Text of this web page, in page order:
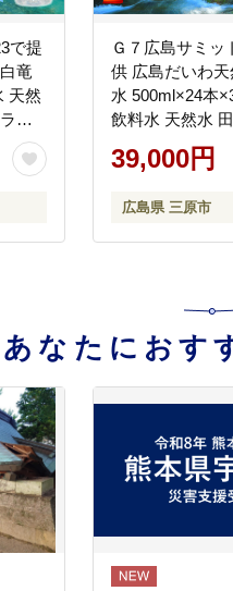
で提
竜
天然
ル
災
Ｇ７広島サミッ
供 広島だいわ
水 500ml×24本
飲料水 天然水
所 ミネラル 軟
トル 備蓄 災害
39,000円
広島県 三原市
あなたにおす